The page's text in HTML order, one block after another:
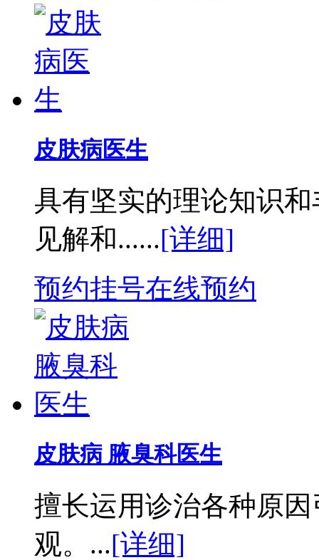
皮肤病医生
具有坚实的理论知识
见解和......[详细]
预约挂号在线预约
皮肤病 腋臭科医生
擅长运用诊治各种原
观。...[详细]